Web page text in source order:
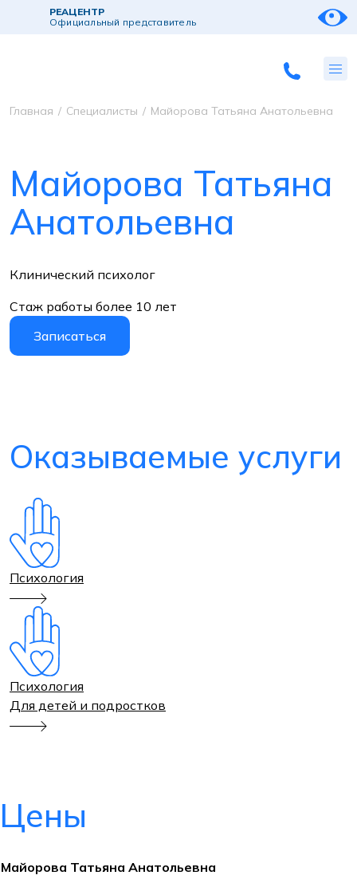
РЕАЦЕНТР
Официальный представитель
Главная / Специалисты / Майорова Татьяна Анатольевна
Майорова Татьяна
Анатольевна
Клинический психолог
Стаж работы более 10 лет
Записаться
Оказываемые услуги
Психология
Психология
Для детей и подростков
Цены
Майорова Татьяна Анатольевна